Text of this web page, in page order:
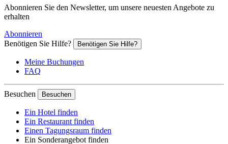
Abonnieren Sie den Newsletter, um unsere neuesten Angebote zu
erhalten
Abonnieren
Benötigen Sie Hilfe?
Benötigen Sie Hilfe?
Meine Buchungen
FAQ
Besuchen Besuchen
Ein Hotel finden
Ein Restaurant finden
Einen Tagungsraum finden
Ein Sonderangebot finden